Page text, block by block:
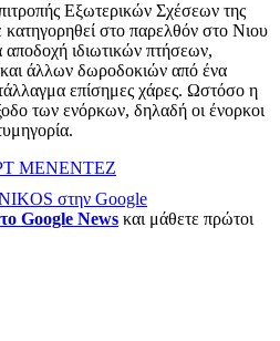
Εξωτερικών Σχέσεων της
κατηγορηθεί στο παρελθόν στο Νιου
αποδοχή ιδιωτικών πτήσεων,
άλλων δωροδοκιών από ένα
επίσημες χάρες. Ωστόσο η
των ενόρκων, δηλαδή οι ένορκοι
ΜΕΝΕΝΤΕΖ
στην Google
Google News και μάθετε πρώτοι